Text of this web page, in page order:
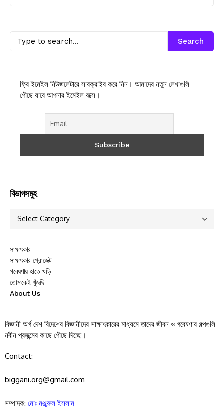
Search
ফ্রি ইমেইল নিউজলেটারে সাবক্রাইব করে নিন। আমাদের নতুন লেখাগুলি
পৌছে যাবে আপনার ইমেইল বক্সে।
বিভাগসমুহ
সাক্ষাৎকার
সাক্ষাৎকার প্রোজেক্ট
গবেষণায় হাতে খড়ি
তোমাকেই খুঁজছি
About Us
বিজ্ঞানী অর্গ দেশ বিদেশের বিজ্ঞানীদের সাক্ষাৎকারের মাধ্যমে তাদের জীবন ও গবেষণার গল্পগুলি
নবীন প্রজন্মের কাছে পৌছে দিচ্ছে।
Contact:
biggani.org@gmail.com
সম্পাদক: মোঃ মঞ্জুরুল ইসলাম